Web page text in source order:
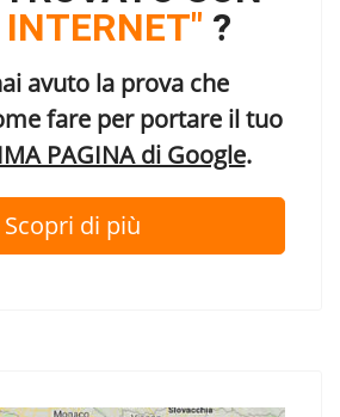
?
avuto la prova che
fare per portare il tuo
PAGINA di Google.
Scopri di più